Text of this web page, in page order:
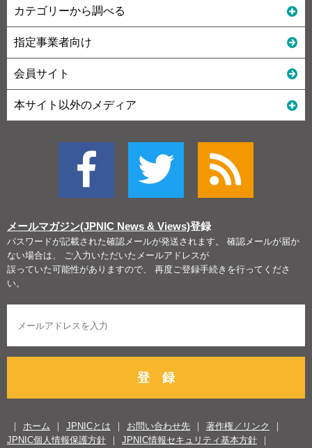
カテゴリーから調べる
指定事業者向け
会員サイト
本サイト以外のメディア
メールマガジン(JPNIC News & Views)登録
パスワードが記載された確認メールが発送されます。 確認メールが届か
ない場合は、 ご入力いただいたメールアドレスが
誤っていた可能性がありますので、 再度ご登録手続きを行ってくださ
い。
登 録
ホーム JPNICとは お問い合わせ先
著作権／リンク
JPNIC個人情報保護方針
JPNIC情報セキュリティ基本方針